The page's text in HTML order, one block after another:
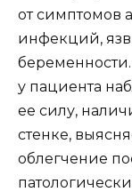
от симптомов
инфекций,
у пациента
ее силу,
стенке,
облегчение